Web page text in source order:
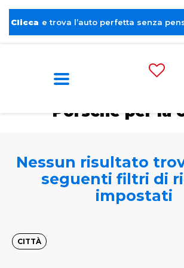
e trova l’auto perfetta senza pensieri. ❤️
Home
Porsche per la
Nessun risultato
seguenti filtri di
impostati
CITTÀ